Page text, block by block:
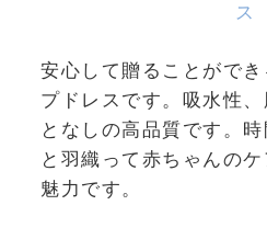
ス
安心して贈ることがで
プドレスです。吸水性
となしの高品質です。
と羽織って赤ちゃんの
魅力です。